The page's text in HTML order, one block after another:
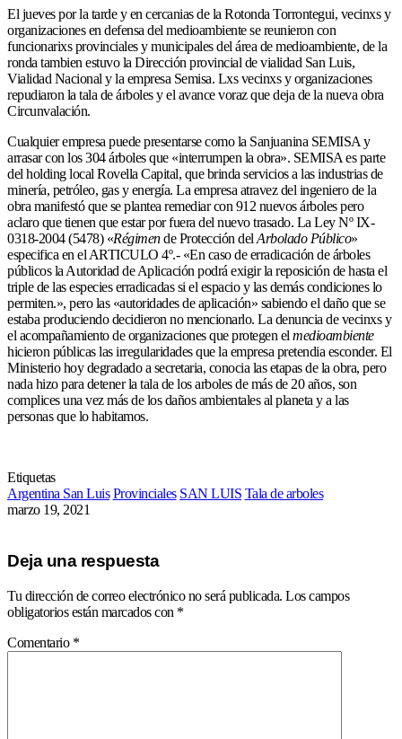
El jueves por la tarde y en cercanias de la Rotonda Torrontegui, vecinxs y
organizaciones en defensa del medioambiente se reunieron con
funcionarixs provinciales y municipales del área de medioambiente, de la
ronda tambien estuvo la Dirección provincial de vialidad San Luis,
Vialidad Nacional y la empresa Semisa. Lxs vecinxs y organizaciones
repudiaron la tala de árboles y el avance voraz que deja de la nueva obra
Circunvalación.
Cualquier empresa puede presentarse como la Sanjuanina SEMISA y
arrasar con los 304 árboles que «interrumpen la obra». SEMISA es parte
del holding local Rovella Capital, que brinda servicios a las industrias de
minería, petróleo, gas y energía. La empresa atravez del ingeniero de la
obra manifestó que se plantea remediar con 912 nuevos árboles pero
aclaro que tienen que estar por fuera del nuevo trasado. La Ley Nº IX-
0318-2004 (5478) «Régimende Protección del Arbolado Público»
especifica en el ARTICULO 4º.- «En caso de erradicación de árboles
públicos la Autoridad de Aplicación podrá exigir la reposición de hasta el
triple de las especies erradicadas si el espacio y las demás condiciones lo
permiten.», pero las «autoridades de aplicación» sabiendo el daño que se
estaba produciendo decidieron no mencionarlo. La denuncia de vecinxs y
el acompañamiento de organizaciones que protegen el medioambiente
hicieron públicas las irregularidades que la empresa pretendia esconder. El
Ministerio hoy degradado a secretaria, conocia las etapas de la obra, pero
nada hizo para detener la tala de los arboles de más de 20 años, son
complices una vez más de los daños ambientales al planeta y a las
personas que lo habitamos.
Etiquetas
Argentina San Luis Provinciales SAN LUIS Tala de arboles
marzo 19, 2021
Deja una respuesta
Tu dirección de correo electrónico no será publicada. Los campos
obligatorios están marcados con *
Comentario *